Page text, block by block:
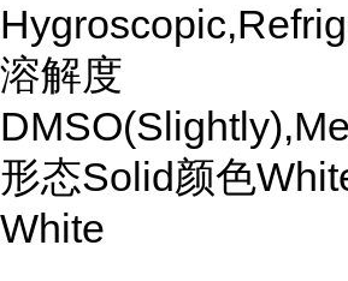
溶解度
形态Solid颜色
White